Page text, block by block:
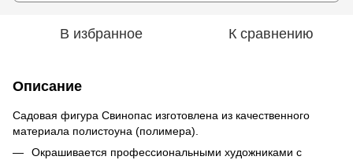
В избранное К сравнению
Описание
Cадовая фигура Свинопас изготовлена из качественного
материала полистоуна (полимера).
Окрашивается профессиональными художниками с